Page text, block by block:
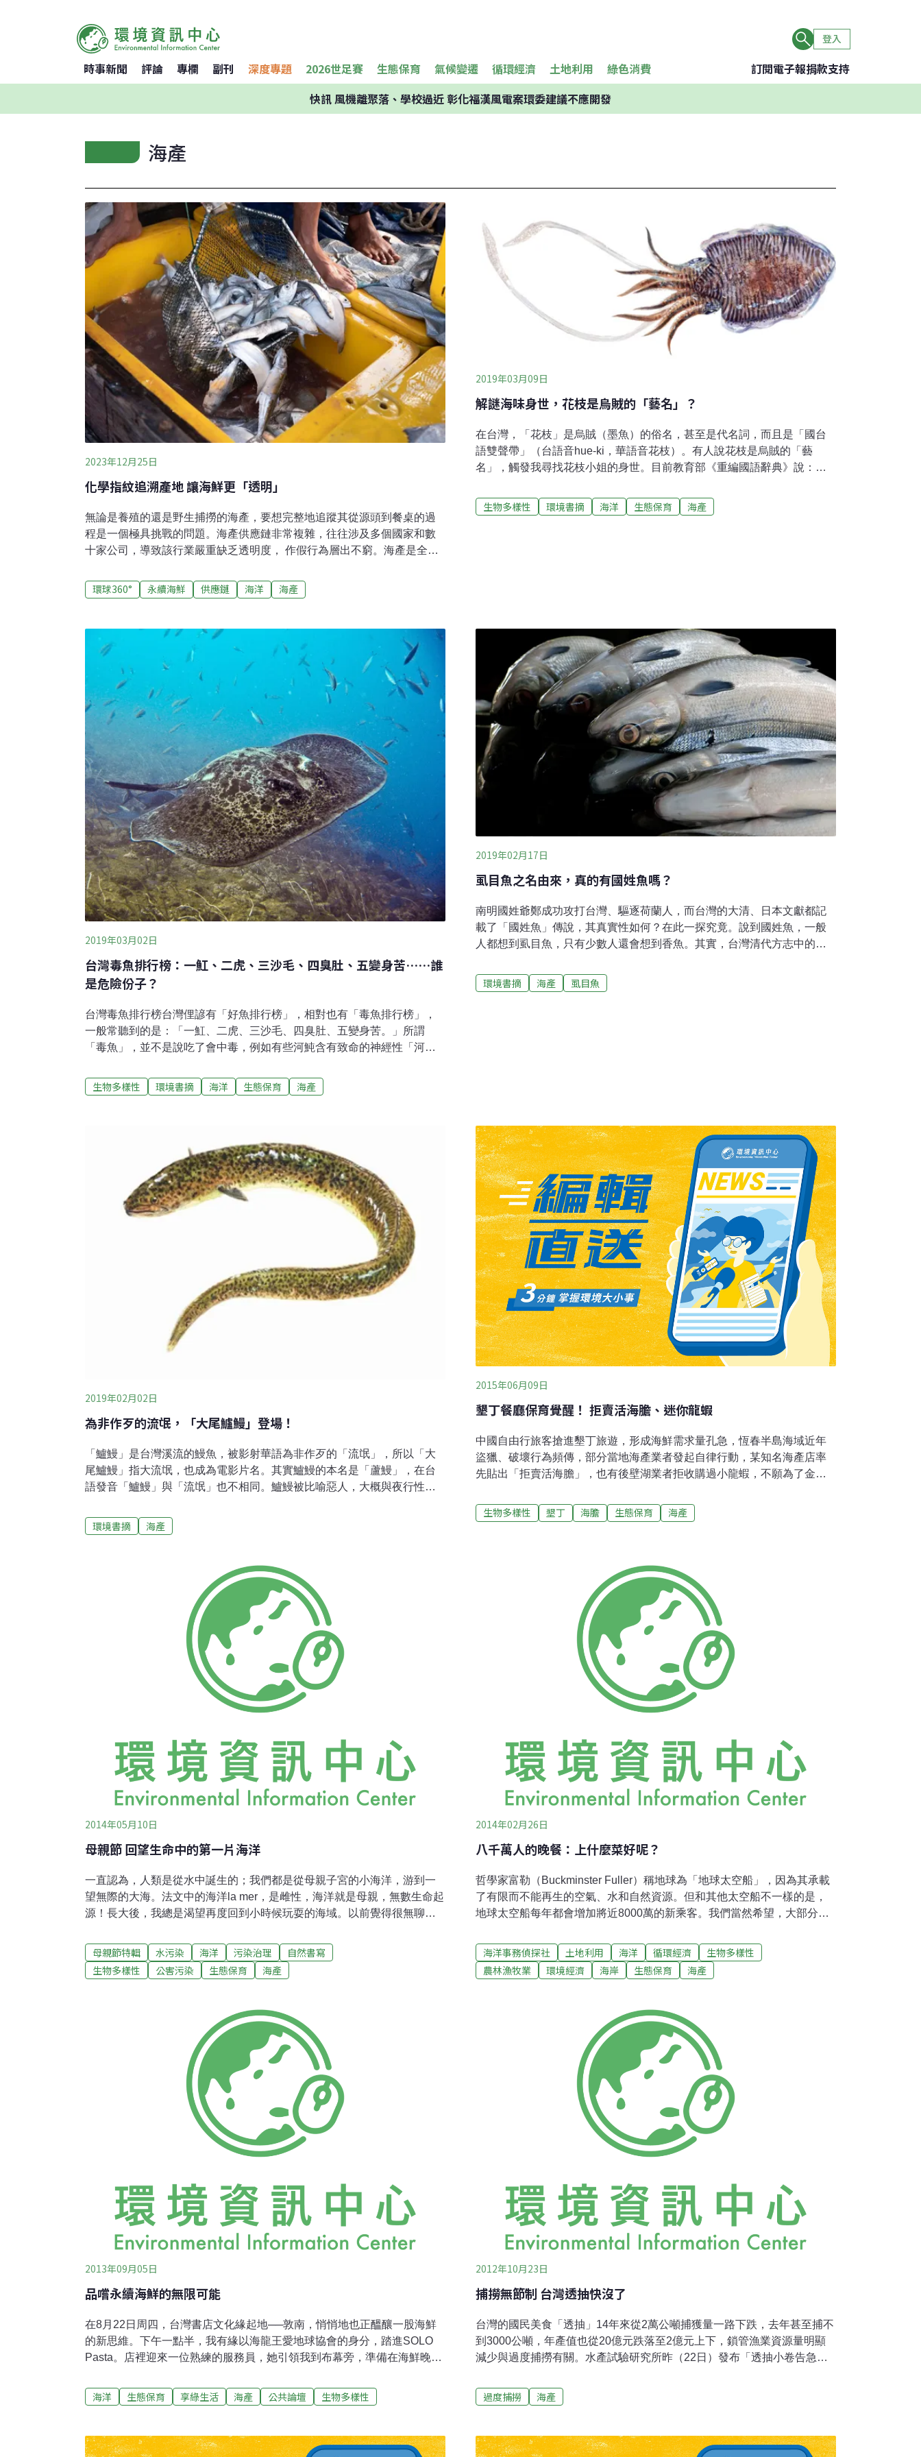
登入
時事新聞 評論 專欄 副刊 深度專題 2026世足賽 生態保育 氣候變遷 循環經濟 土地利用 綠色消費 訂閱電子報捐款支持
快訊風機離聚落、學校過近 彰化福漢風電案環委建議不應開發
海產
2023年12月25日
化學指紋追溯產地 讓海鮮更「透明」
無論是養殖的還是野生捕撈的海產，要想完整地追蹤其從源頭到餐桌的過
程是一個極具挑戰的問題。海產供應鏈非常複雜，往往涉及多個國家和數
十家公司，導致該行業嚴重缺乏透明度， 作假行為層出不窮。海產是全球
養殖的水生動物總產量達1.78億噸，到2030年，這一數字將增至2.02億
噸。海產是全球約30億人的主要蛋白質來源。但全球出售的魚類中有1/5來
元（經通貨膨脹調整後約為420億美元）。最常見的海產欺詐就是虛假標
識，即將價值較低的物種，標記為價值較高的物種，例如將黃鰭金槍魚標
記為藍鰭金槍魚。《衛報》2021年3月的一份分析顯示，從餐館、魚販和超
市收集的9000種海產中，有近40%存在貼錯標籤的問題。該分析匯總了44
項海產研究，其中2018年的一項研究發現英國和加拿大
環球360° 永續海鮮 供應鏈 海洋 海產
2019年03月09日
解謎海味身世，花枝是烏賊的「藝名」？
在台灣，「花枝」是烏賊（墨魚）的俗名，甚至是代名詞，而且是「國台
語雙聲帶」（台語音hue-ki，華語音花枝）。有人說花枝是烏賊的「藝
名」，觸發我尋找花枝小姐的身世。目前教育部《重編國語辭典》說：墨
閩南語常用詞辭典》說：烏賊台語稱「墨賊仔」（ba̍k-tsa̍t-á）；花枝就是
墨魚、烏賊。以此來看，花枝等於烏賊已有官方背書。近年來，台灣網路
並有
生物多樣性 環境書摘 海洋 生態保育 海產
2019年03月02日
台灣毒魚排行榜：一魟、二虎、三沙毛、四臭肚、五變身苦……誰
是危險份子？
台灣毒魚排行榜台灣俚諺有「好魚排行榜」，相對也有「毒魚排行榜」，
一般常聽到的是：「一魟、二虎、三沙毛、四臭肚、五變身苦。」所謂
「毒魚」，並不是說吃了會中毒，例如有些河魨含有致命的神經性「河魨
實上，台灣常見的「刺河魨」，魚肉和内臟都是無毒的。這裡的「毒」指
的是「刺毒」，就是魚的胸鰭、背鰭或尾部的硬棘有毒腺，刺到會紅腫劇
有毒棘，被刺傷會劇痛，若不緊急送醫，可能危及生命。• 虎：虎魚。鮋科
魚鰭硬棘有毒腺，魚類體色多變化，並會隨周遭環境擬態，常偽裝成石
頭，以便近距離捕食獵物，故俗稱「石頭魚」、「石狗公」。其中「鬼鮋
屬」、「虎鮋屬」、「毒鮋屬」又稱「虎魚」，「玫瑰毒鮋」則毒性最
強，被刺有如燒灼、鞭抽疼痛，以
生物多樣性 環境書摘 海洋 生態保育 海產
2019年02月17日
虱目魚之名由來，真的有國姓魚嗎？
南明國姓爺鄭成功攻打台灣、驅逐荷蘭人，而台灣的大清、日本文獻都記
載了「國姓魚」傳說，其真實性如何？在此一探究竟。說到國姓魚，一般
人都想到虱目魚，只有少數人還會想到香魚。其實，台灣清代方志中的國
網路上看到一種說法：鄭成功把福建九龍江的香魚，帶到台灣北部新店溪
繁殖。但這種說法沒有根據，先不說台南鄭氏王國勢力不及北台灣，事實
環境書摘 海產 虱目魚
2019年02月02日
為非作歹的流氓，「大尾鱸鰻」登場！
「鱸鰻」是台灣溪流的鰻魚，被影射華語為非作歹的「流氓」，所以「大
尾鱸鰻」指大流氓，也成為電影片名。其實鱸鰻的本名是「蘆鰻」，在台
語發音「鱸鰻」與「流氓」也不相同。鱸鰻被比喻惡人，大概與夜行性、
性」的人，用來比喻懶惰、整天無所事事的人，因為據說鱸鰻在白天就是
一副無精打采的樣子。現在台灣人對這種溪中大鰻的名字，根據的是《臺
（ㄌㄧㄡˊ ㄇㄤˊ）諧音，才讓人誤以為台語的「鱸鰻」與「流氓」同音同
義。其實，從鱸鰻在清代台灣和福建方志的稱呼「蘆鰻」，才能看出命名
的由來。上述文獻提到蘆鰻會吃蘆竹心、蘆芽、蘆筍、蘆茅，指的都是蘆
竹的嫩芽。蘆竹並不是竹，而是台灣原生蘆葦屬（Phragmites）植物，分
布內陸溪邊。蘆鰻身體有黏液，可暫時離開水裡爬到陸地，除了吃水裡的
魚蝦，也吃岸邊的青蛙
環境書摘 海產
2015年06月09日
墾丁餐廳保育覺醒！ 拒賣活海膽、迷你龍蝦
中國自由行旅客搶進墾丁旅遊，形成海鮮需求量孔急，恆春半島海域近年
盜獵、破壞行為頻傳，部分當地海產業者發起自律行動，某知名海產店率
先貼出「拒賣活海膽」，也有後壁湖業者拒收購過小龍蝦，不願為了金錢
「能吃的海產很多，沒必要傷害枯竭的珊瑚礁海域。」黃姓業者說，墾丁
地區的海產店，因為中國觀光客劇增，這幾年在不斷詢問下，紛紛賣起馬
「那種比手掌還小的龍蝦，為什麼要抓！」後壁湖海產店業者安東尼說，
龍蝦從10年前兩個手掌大，到近年多數是不到半個手掌的「迷你龍蝦」，
部分漁民不顧生態永續，大小通殺的捕撈行為，讓他感到憂心，今年開
始，對於漁民帶來的「迷你龍蝦」拒絕收購，或許其他業者仍會購買，但
「業者如從自身作起，沒有需求就沒有傷
生物多樣性 墾丁 海膽 生態保育 海產
2014年05月10日
母親節 回望生命中的第一片海洋
一直認為，人類是從水中誕生的；我們都是從母親子宮的小海洋，游到一
望無際的大海。法文中的海洋la mer，是雌性，海洋就是母親，無數生命起
源！長大後，我總是渴望再度回到小時候玩耍的海域。以前覺得很無聊，
得第一次去海邊是幾歲，但是記憶中的海邊，卻是清清楚楚的與今日所見
不同！劇烈變化，成了鄉村發展、走向文明的必然，是人類無法抵擋的宿
命。大學以後，不再長時間住家中；經過十多年，偶爾年節回去，家鄉道
清的柏油路！記憶中拉著阿嬤的手，唱著日文歌，走過的田間小路，早已
不復見。有時不免懷疑，是像陶淵明的桃花源嗎？我怎麼再也找不到回去
的路了？令人納悶的是，小村的人口也沒有增多啊，馬路卻是多到數不
清。是選舉、政客們的業績需求，還是我們真的有需要？上游來自大安
溪，家鄉的海邊成了礫石、灰沙
母親節特輯 水污染 海洋 污染治理
自然書寫
生物多樣性
公害污染 生態保育 海產
2014年02月26日
八千萬人的晚餐：上什麼菜好呢？
哲學家富勒（Buckminster Fuller）稱地球為「地球太空船」，因為其承載
了有限而不能再生的空氣、水和自然資源。但和其他太空船不一樣的是，
地球太空船每年都會增加將近8000萬的新乘客。我們當然希望，大部分的
2040年之前，中產階級人口數將高達50億人，而全球總人口也會從今天的
70億人到達90億人。和所有人一樣，這20億新成員需要、也想要更多，包
括食物，但是哪來這麼多資源呢？如何取得更多食物？正面來看，只要正
物。至於如何增加供應新乘客食物和蛋白質產量，目前已有許多解決辦
法。有些人認為永續農業是不錯的方式，但農業用地需與森林、牧場、人
為開發、水資源管理以及生態保育等需求取得平衡。
海洋事務偵探社 土地利用 海洋 循環經濟
生物多樣性
農林漁牧業
環境經濟 海岸 生態保育 海產
2013年09月05日
品嚐永續海鮮的無限可能
在8月22日周四，台灣書店文化緣起地──敦南，悄悄地也正醞釀一股海鮮
的新思維。下午一點半，我有緣以海龍王愛地球協會的身分，踏進SOLO
Pasta。店裡迎來一位熟練的服務員，她引領我到布幕旁，準備在海鮮晚宴
徐仲將台灣以北迴歸線為分界，以北是義式名廚──王嘉平王師傅；以南為
法餐名廚──簡天才簡師傅，兩位師傅以凸顯台灣多元的海島特色為主題，
之中。而這樣精彩的「兩大名廚海鮮PK賽」，從下午兩點多，廚房就得開
海洋 生態保育 享綠生活 海產 公共論壇 生物多樣性
2012年10月23日
捕撈無節制 台灣透抽快沒了
台灣的國民美食「透抽」14年來從2萬公噸捕獲量一路下跌，去年甚至捕不
到3000公噸，年產值也從20億元跌落至2億元上下，鎖管漁業資源量明顯
減少與過度捕撈有關。水產試驗研究所昨（22日）發布「透抽小卷告急」
到美味的透抽了！野生動物貿易監督機構則認為，徒有研究而欠缺管理政
策，漁業無法永續。每年夏、秋兩季，俗稱透抽或小卷的「劍尖槍鎖管」
燈火漁業的主要漁獲之一。傍晚6點開始，從淡水沿海往東繞到東北角一路
過度捕撈 海產